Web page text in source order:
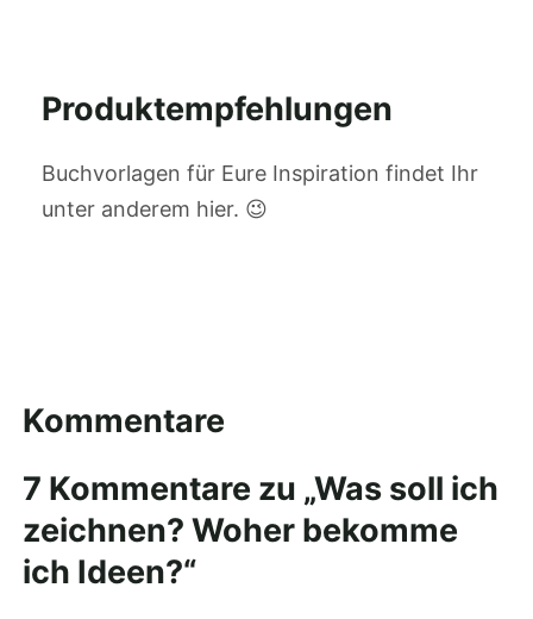
Produktempfehlungen
Buchvorlagen für Eure Inspiration findet Ihr
unter anderem hier. 😉
Kommentare
7 Kommentare zu „Was soll ich
zeichnen? Woher bekomme
ich Ideen?“